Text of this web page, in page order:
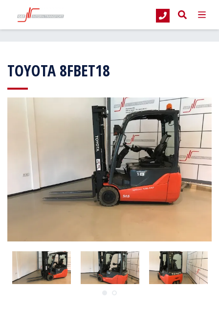
G&T Intern Transport Elektrische
TOYOTA 8FBET18